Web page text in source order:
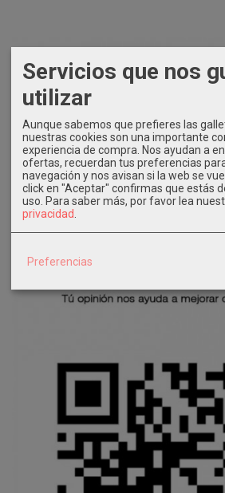
Servicios que nos
utilizar
Aunque sabemos que prefieres las
nuestras cookies son una importante
experiencia de compra. Nos ayudan a
ofertas, recuerdan tus preferencias
navegación y nos avisan si la web se
click en "Aceptar" confirmas que estás
uso. Para saber más, por favor lea
privacidad
Preferencias